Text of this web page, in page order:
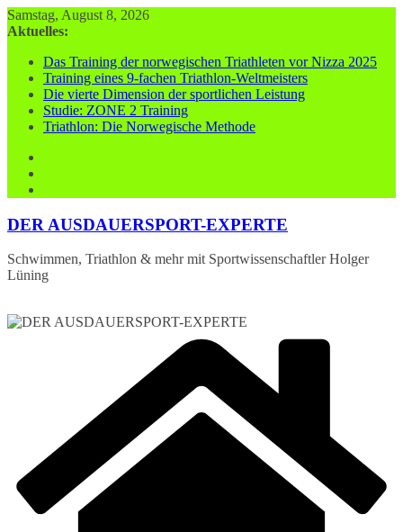
Zum
Inhalt
Samstag, August 8, 2026
Aktuelles:
Das Training der norwegischen Triathleten vor Nizza 2025
Training eines 9-fachen Triathlon-Weltmeisters
Die vierte Dimension der sportlichen Leistung
Studie: ZONE 2 Training
Triathlon: Die Norwegische Methode
DER AUSDAUERSPORT-EXPERTE
Schwimmen, Triathlon & mehr mit Sportwissenschaftler Holger
Lüning